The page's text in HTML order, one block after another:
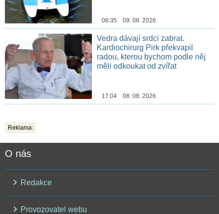
08:35 09. 08. 2026
Vedra dávají srdci zabrat.
Kardiochirurg Pirk překvapil
radou, kterou bychom podle něj
měli odkoukat od zvířat
17:04 08. 08. 2026
Reklama:
O nás
Redakce
Provozovatel webu